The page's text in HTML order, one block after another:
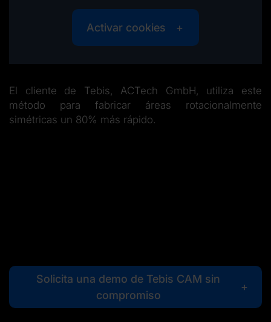
El cliente de Tebis, ACTech GmbH, utiliza este
método para fabricar áreas rotacionalmente
simétricas un 80% más rápido.
Activar cookies
Solicita una demo de Tebis CAM sin
compromiso